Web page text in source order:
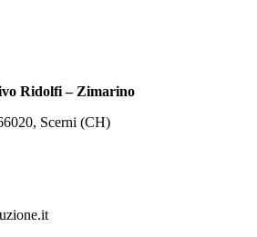
Ridolfi – Zimarino
Scerni (CH)